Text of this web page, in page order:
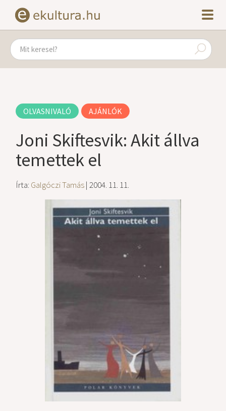
OLVASNIVALÓ AJÁNLÓK
Joni Skiftesvik: Akit állva
temettek el
Írta: Galgóczi Tamás| 2004. 11. 11.